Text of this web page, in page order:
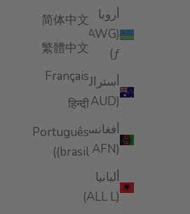
أروبا
(AWG
ƒ)
أستراليا
(AUD $)
أفغانستان
(AFN ؋)
ألبانيا
(ALL L)
简体中文
繁體中文
Français
हिन्दी
Português
(brasil)